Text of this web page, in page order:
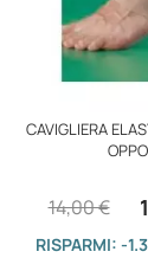
CAVIGLIERA
OPPO
14,00 €
RISPARMI: -